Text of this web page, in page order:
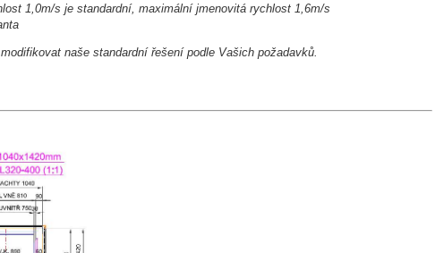
1,0m/s je standardní, maximální jmenovitá rychlost 1,6m/s
naše standardní řešení podle Vašich požadavků.